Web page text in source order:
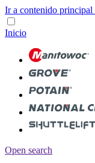
Ir a contenido principal
Inicio
Open search